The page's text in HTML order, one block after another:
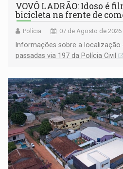
VOVÔ LADRÃO: Idoso é
bicicleta na frente de
Polícia 07 de Agosto de 2026
Informações sobre a
passadas via 197 da Polícia Civil